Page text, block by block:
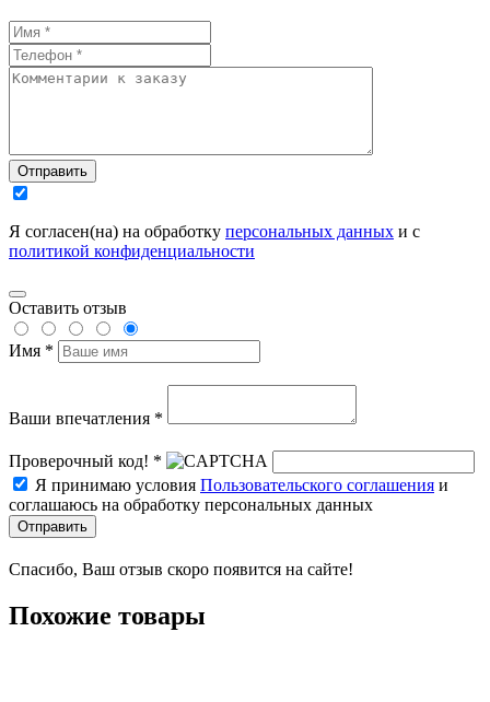
Отправить
Я согласен(на) на обработку персональных данных и с
политикой конфиденциальности
Оставить отзыв
Имя *
Ваши впечатления *
Проверочный код! *
Я принимаю условия Пользовательского соглашения и
соглашаюсь на обработку персональных данных
Отправить
Спасибо, Ваш отзыв скоро появится на сайте!
Похожие товары